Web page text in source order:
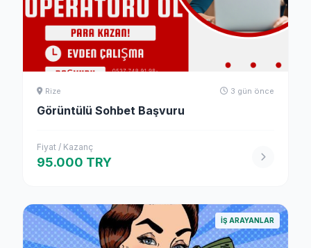
Rize 3 gün önce
Görüntülü Sohbet Başvuru
Fiyat / Kazanç
95.000 TRY
İŞ ARAYANLAR